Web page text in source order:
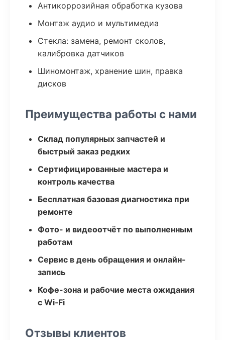
Антикоррозийная обработка кузова
Монтаж аудио и мультимедиа
Стекла: замена, ремонт сколов,
калибровка датчиков
Шиномонтаж, хранение шин, правка
дисков
Преимущества работы с нами
Склад популярных запчастей и
быстрый заказ редких
Сертифицированные мастера и
контроль качества
Бесплатная базовая диагностика при
ремонте
Фото- и видеоотчёт по выполненным
работам
Сервис в день обращения и онлайн-
запись
Кофе-зона и рабочие места ожидания
с Wi‑Fi
Отзывы клиентов